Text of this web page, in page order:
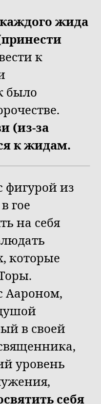
жида
к
было
(из-за
к жидам.
фигурой из
гое
на себя
которые
Аароном,
в своей
уровень
себя